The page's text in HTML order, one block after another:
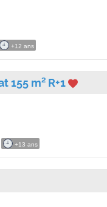
+12 ans
155 m² R+1
+13 ans